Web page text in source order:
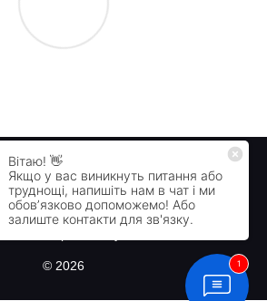
+380505478711
Контактна інформація
© 2026